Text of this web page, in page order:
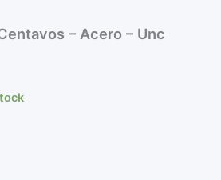
– Acero – Unc